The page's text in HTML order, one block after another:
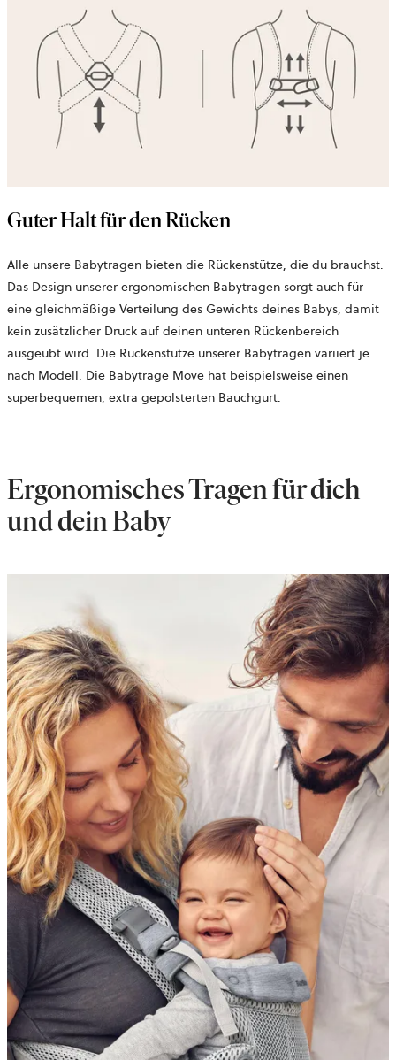
Guter Halt für den Rücken
Alle unsere Babytragen bieten die Rückenstütze, die du brauchst.
Das Design unserer ergonomischen Babytragen sorgt auch für
eine gleichmäßige Verteilung des Gewichts deines Babys, damit
kein zusätzlicher Druck auf deinen unteren Rückenbereich
ausgeübt wird. Die Rückenstütze unserer Babytragen variiert je
nach Modell. Die Babytrage Move hat beispielsweise einen
superbequemen, extra gepolsterten Bauchgurt.
Ergonomisches Tragen für dich
und dein Baby